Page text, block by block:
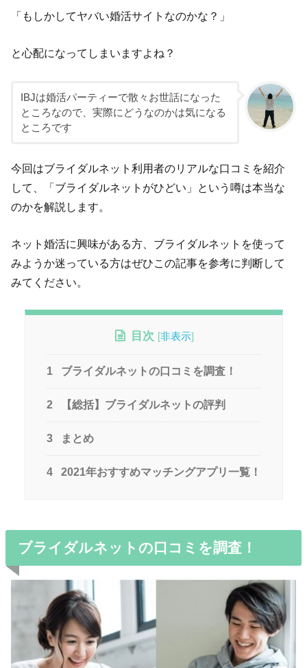
「もしかしてヤバい婚活サイトなのかな？」
と心配になってしまいますよね？
IBJは婚活パーティーで散々お世話になった
ところなので、実際にどうなのかは気になる
ところです
今回はブライダルネット利用者のリアルな口コミを紹介
して、「ブライダルネットがひどい」という噂は本当な
のかを解説します。
ネット婚活に興味がある方、ブライダルネットを使って
みようか迷っている方はぜひこの記事を参考に判断して
みてください。
目次 [非表示]
1 ブライダルネットの口コミを調査！
2 【総括】ブライダルネットの評判
3 まとめ
4 2021年おすすめマッチングアプリ一覧！
ブライダルネットの口コミを調査！